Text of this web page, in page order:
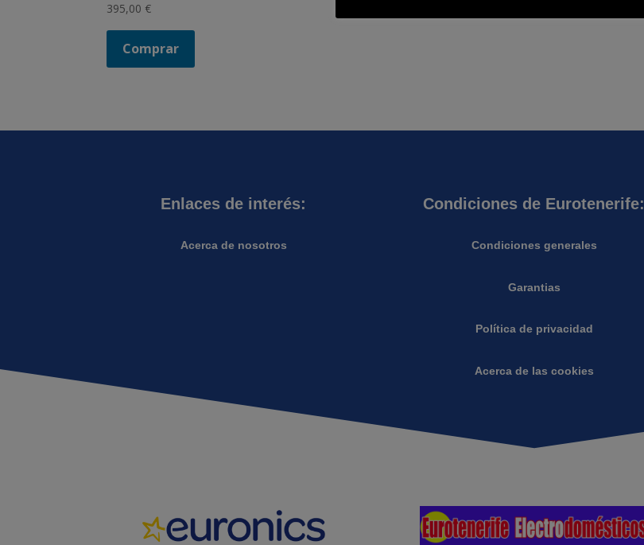
395,00 €
Comprar
Enlaces de interés:
Acerca de nosotros
Condiciones de Eurotenerife:
Condiciones generales
Garantias
Política de privacidad
Acerca de las cookies